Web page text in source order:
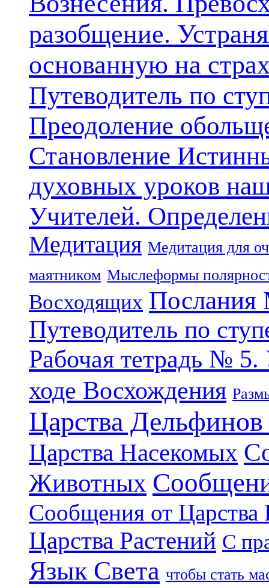
разобщение.
основанную на
Путеводитель по
Преодоление
Становление
духовных уроков
Учителей.
Медитация Медитация для
маятником Мыслеформы
Восходящих Послания
Путеводитель по
Рабочая тетрадь №
ходе Восхождения
Царства
Царства Насекомых
Животных
Сообщения от Царства
Царства Растений С
Язык Света чтобы стать